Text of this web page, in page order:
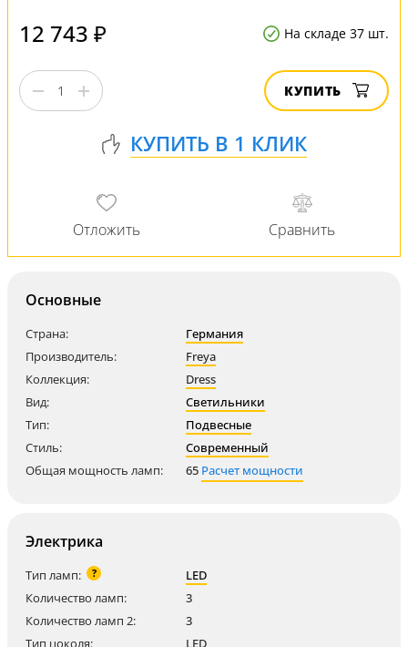
12 743 ₽ На складе 37 шт.
КУПИТЬ
Основные
Страна:
Германия
Производитель:
Freya
Коллекция:
Dress
Вид:
Светильники
Тип:
Подвесные
Стиль:
Современный
Общая мощность ламп:
65 Расчет мощности
Электрика
Тип ламп: ?
LED
Количество ламп:
3
Количество ламп 2:
3
Тип цоколя:
LED